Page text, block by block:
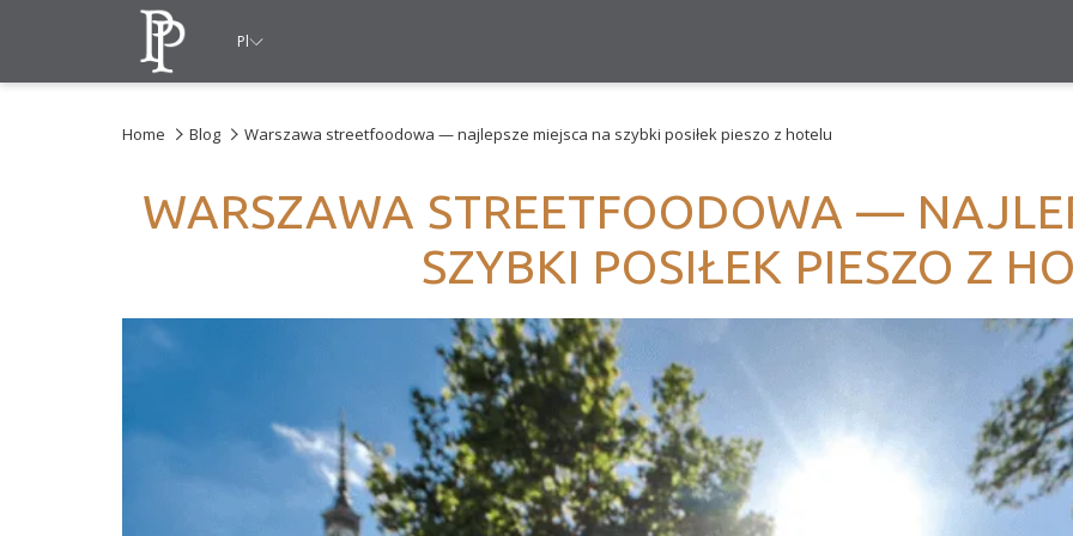
Pl
Home Blog Warszawa streetfoodowa — najlepsze miejsca na szybki posiłek pieszo z hotelu
WARSZAWA STREETFOODOWA —
SZYBKI POSIŁEK PIESZO Z